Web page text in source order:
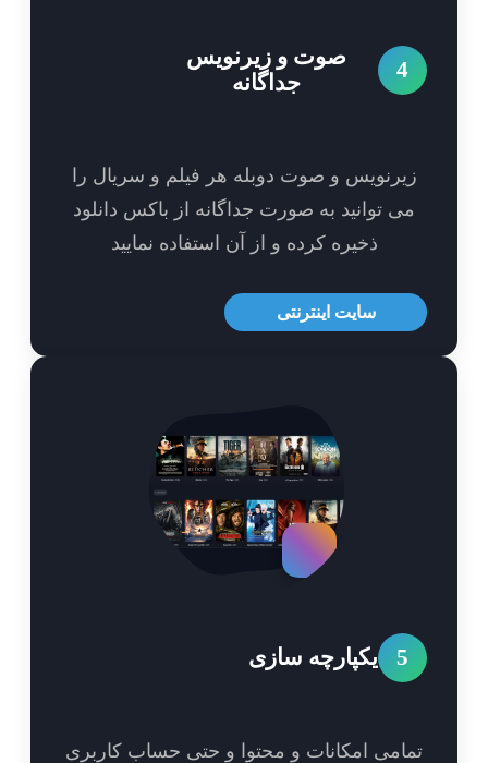
صوت و زیرنویس
جداگانه
و صوت دوبله هر فیلم و سریال را
توانید به صورت جداگانه از باکس دانلود
ذخیره کرده و از آن استفاده نمایید
سایت اینترنتی
یکپارچه سازی
امکانات و محتوا و حتی حساب کاربری